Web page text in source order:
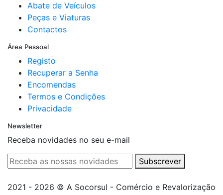
Abate de Veículos
Peças e Viaturas
Contactos
Área Pessoal
Registo
Recuperar a Senha
Encomendas
Termos e Condições
Privacidade
Newsletter
Receba novidades no seu e-mail
Subscrever
2021 - 2026 © A Socorsul - Comércio e Revalorização